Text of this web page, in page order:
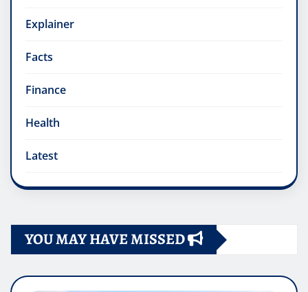
Explainer
Facts
Finance
Health
Latest
YOU MAY HAVE MISSED